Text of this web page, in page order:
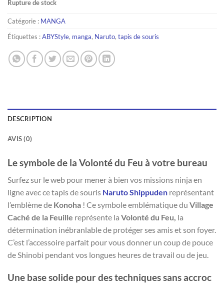
Rupture de stock
Catégorie : MANGA
Étiquettes :ABYStyle, manga, Naruto, tapis de souris
DESCRIPTION
AVIS (0)
Le symbole de la Volonté du Feu à votre bureau
Surfez sur le web pour mener à bien vos missions ninja en
ligne avec ce tapis de souris Naruto Shippuden représentant
l’emblème de Konoha ! Ce symbole emblématique du Village
Caché de la Feuille représente la Volonté du Feu, la
détermination inébranlable de protéger ses amis et son foyer.
C’est l’accessoire parfait pour vous donner un coup de pouce
de Shinobi pendant vos longues heures de travail ou de jeu.
Une base solide pour des techniques sans accroc